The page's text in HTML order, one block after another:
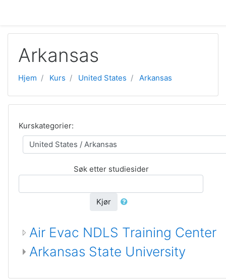
Arkansas
Hjem Kurs United States Arkansas
Kurskategorier:
Søk etter studiesider
Kjør
Air Evac NDLS Training Center
Arkansas State University